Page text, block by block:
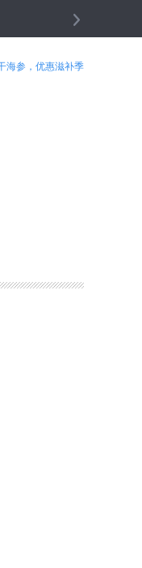
、抢栽抢种等现象
海参，优惠滋补季